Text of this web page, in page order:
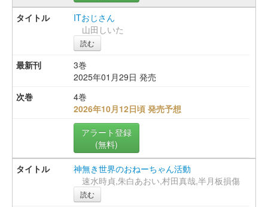
ITおじさん
山田しいた
読む
3巻
2025年01月29日 発売
4巻
2026年10月12日頃 発売予想
アラート登録
(無料)
神無き世界のおねーちゃん活動
速水時貞,朱白あおい,村田真哉,半月板損傷
読む